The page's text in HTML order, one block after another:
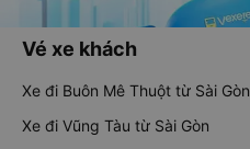
Vé xe khách
Xe đi Buôn Mê Thuột từ Sài Gòn
Xe đi Vũng Tàu từ Sài Gòn